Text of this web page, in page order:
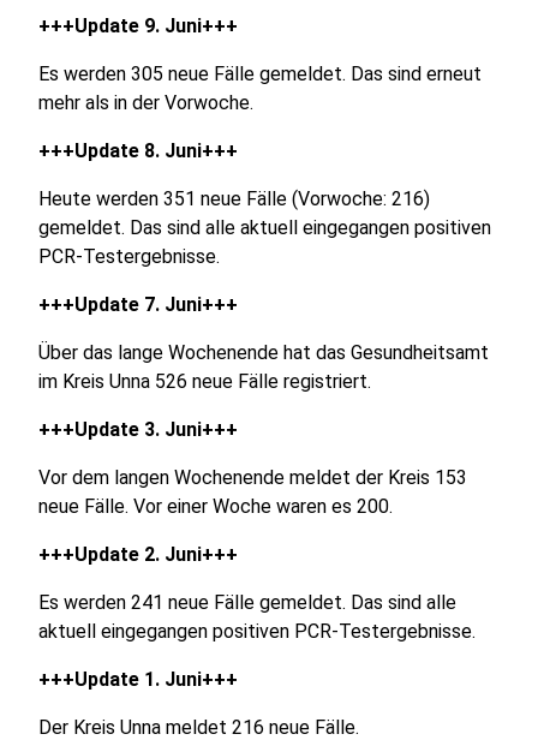
+++Update 9. Juni+++
Es werden 305 neue Fälle gemeldet. Das sind erneut
mehr als in der Vorwoche.
+++Update 8. Juni+++
Heute werden 351 neue Fälle (Vorwoche: 216)
gemeldet. Das sind alle aktuell eingegangen positiven
PCR-Testergebnisse.
+++Update 7. Juni+++
Über das lange Wochenende hat das Gesundheitsamt
im Kreis Unna 526 neue Fälle registriert.
+++Update 3. Juni+++
Vor dem langen Wochenende meldet der Kreis 153
neue Fälle. Vor einer Woche waren es 200.
+++Update 2. Juni+++
Es werden 241 neue Fälle gemeldet. Das sind alle
aktuell eingegangen positiven PCR-Testergebnisse.
+++Update 1. Juni+++
Der Kreis Unna meldet 216 neue Fälle.